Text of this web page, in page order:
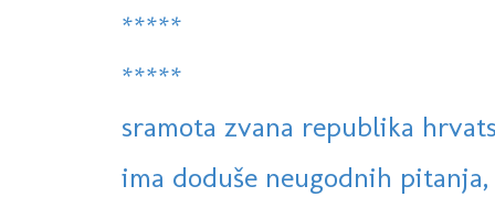
*****
*****
sramota zvana republika
ima doduše neugodnih